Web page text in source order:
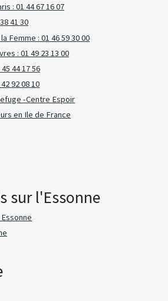
: 01 44 67 16 07
41 30
Femme : 01 46 59 30 00
: 01 49 23 13 00
44 17 56
92 08 10
-Centre Espoir
en Ile de France
sur l'Essonne